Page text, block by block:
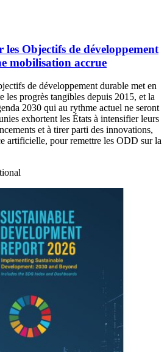
Objectifs de développement
mobilisation accrue
de développement durable met en
les progrès tangibles depuis 2015, et la
2030 qui au rythme actuel ne seront
exhortent les États à intensifier leurs
et à tirer parti des innovations,
artificielle, pour remettre les ODD sur la